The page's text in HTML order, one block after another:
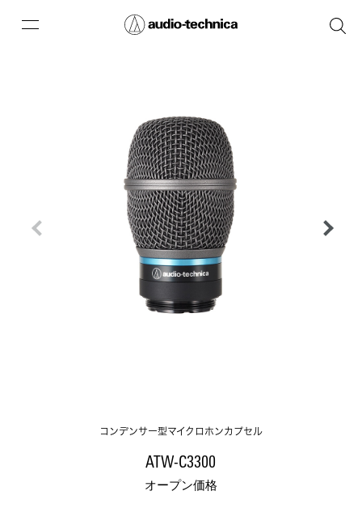
コンデンサー型マイクロホンカプセル
ATW-C3300
オープン価格